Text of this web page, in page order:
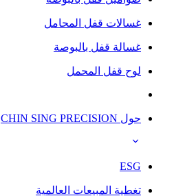
غسالات قفل المحامل
غسالة قفل بالبوصة
لوح قفل المحمل
حول CHIN SING PRECISION
ESG
تغطية المبيعات العالمية